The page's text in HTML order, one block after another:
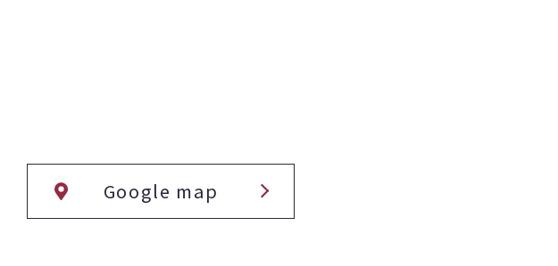
Google map